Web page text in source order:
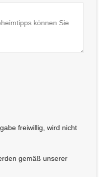
freiwillig, wird nicht
gemäß unserer